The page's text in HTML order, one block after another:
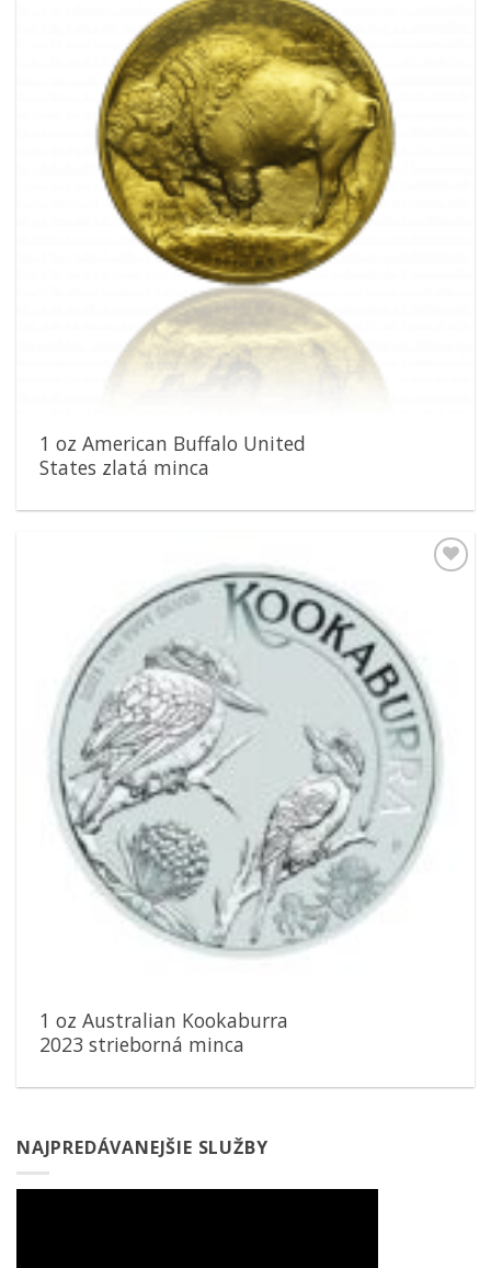
1 oz American Buffalo United
States zlatá minca
1 oz Australian Kookaburra
2023 strieborná minca
NAJPREDÁVANEJŠIE SLUŽBY